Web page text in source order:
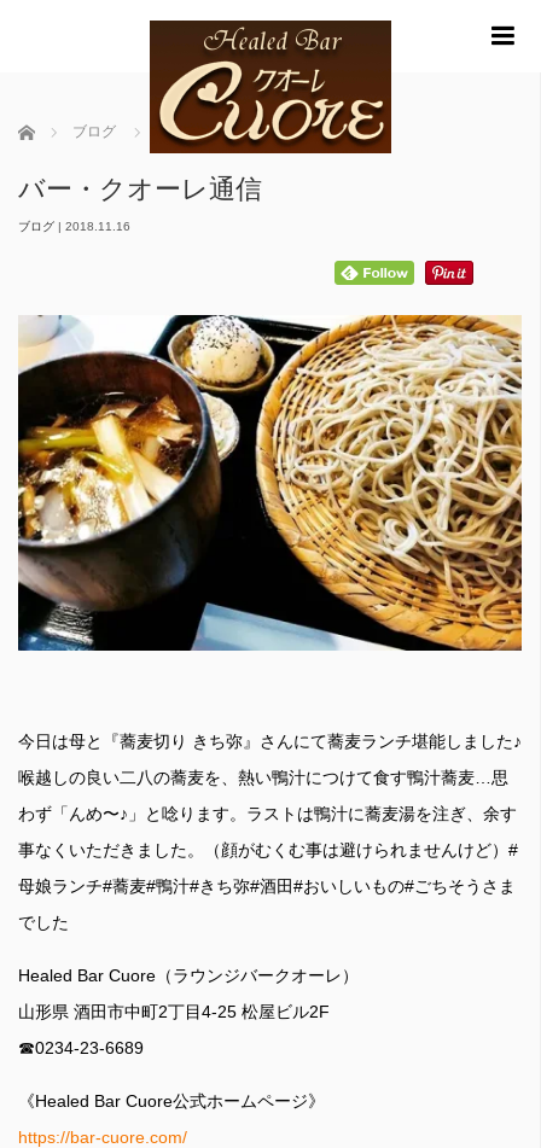
ホーム ブログ バー・クオーレ通信
バー・クオーレ通信
ブログ | 2018.11.16
今日は母と『蕎麦切り きち弥』さんにて蕎麦ランチ堪能しました♪
喉越しの良い二八の蕎麦を、熱い鴨汁につけて食す鴨汁蕎麦…思
わず「んめ〜♪」と唸ります。ラストは鴨汁に蕎麦湯を注ぎ、余す
事なくいただきました。（顔がむくむ事は避けられませんけど）#
母娘ランチ#蕎麦#鴨汁#きち弥#酒田#おいしいもの#ごちそうさま
でした
Healed Bar Cuore（ラウンジバークオーレ）
山形県 酒田市中町2丁目4-25 松屋ビル2F
☎︎0234-23-6689
《Healed Bar Cuore公式ホームページ》
https://bar-cuore.com/